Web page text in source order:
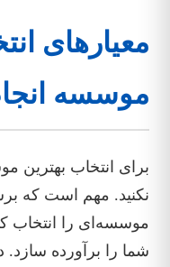
معیارهای
موسسه
برای انتخاب بهترین
نکنید. مهم است که
موسسه‌ای را انتخاب
شما را برآورده سازد.